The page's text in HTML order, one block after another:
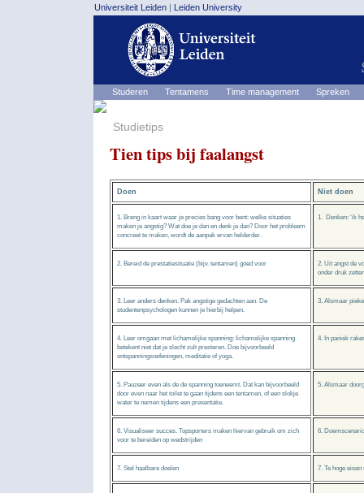
Universiteit Leiden | Leiden University
Studeren Tentamens Time management Spreken
Studietips
Tien tips bij faalangst
Doen Niet doen
1. Breng in kaart waar je precies bang voor bent: welke situaties
maken je angstig? Wat doe je dan en denk je dan? Door het probleem
concreet te maken, wordt de aanpak ervan helderder.
1. Denken: ‘ik
2. Bereid de prestatiesituatie (bijv. tentamen) goed voor
2. Uit angst de
onder druk
3. Leer anders denken. Pak angstige gedachten aan. De
studentenpsychologen kunnen je hierbij helpen.
3. Alsmaar
4. Leer omgaan met lichamelijke spanning: lichamelijke spanning
betekent niet dat je slecht zult presteren. Doe bijvoorbeeld
ontspanningsoefeningen, meditatie of yoga.
4. In paniek
5. Pauzeer even als de de spanning toeneemt. Dat kan bijvoorbeeld
door even naar het toilet te gaan tijdens een tentamen, of een slokje
water te nemen tijdens een presentatie.
5. Alsmaar
6. Visualiseer succes. Topsporters maken hiervan gebruik om zich
voor te bereiden op wedstrijden
6.
7. Stel haalbare doelen 7. Te hoge eisen